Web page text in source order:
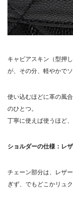
キャビアスキン（型押
が、その分、軽やかで
使い込むほどに革の風
のひとつ。
丁寧に使えば使うほど、
ショルダーの仕様：レ
チェーン部分は、レザ
ぎず、でもどこかリュク